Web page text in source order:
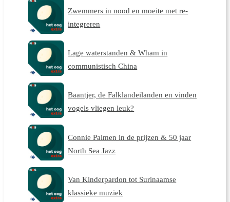
Zwemmers in nood en moeite met re-
integreren
Lage waterstanden & Wham in
communistisch China
Baantjer, de Falklandeilanden en vinden
vogels vliegen leuk?
Connie Palmen in de prijzen & 50 jaar
North Sea Jazz
Van Kinderpardon tot Surinaamse
klassieke muziek